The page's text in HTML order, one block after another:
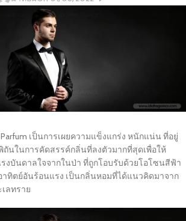
เป็นการเผยความแข็งแกร่ง หนักแน่น ที่อยู่
ถันในการคัดสรรค์กลิ่นที่ลงตัวมากที่สุดเพื่อให้
งบันดาลใจจากในป่า ที่ถูกโอบรับด้วยโอโซนสีฟ้า
าทิตย์อันร้อนแรง เป็นกลิ่นหอมที่ได้แนวคิดมาจาก
ลทราย